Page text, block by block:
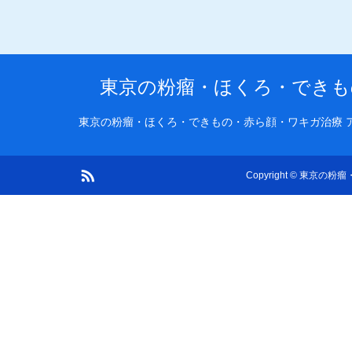
東京の粉瘤・ほくろ・でき
東京の粉瘤・ほくろ・できもの・赤ら顔・ワキガ治療
Copyright© 東京の粉瘤